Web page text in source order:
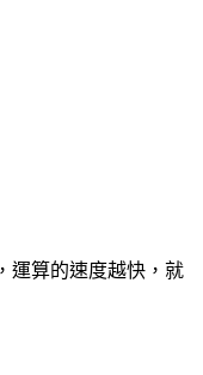
運算的速度越快，就